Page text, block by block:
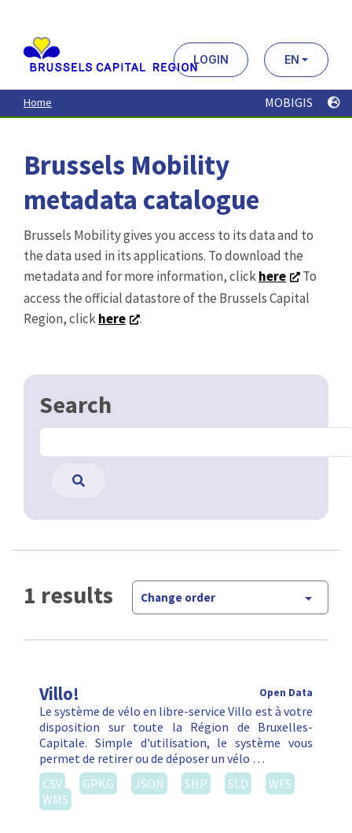
contenu
principal
LOGIN EN
Home MOBIGIS
Brussels Mobility
metadata catalogue
Brussels Mobility gives you access to its data and to
the data used in its applications. To download the
metadata and for more information, clickhere
To
access the official datastore of the Brussels Capital
Region, clickhere .
Search
1 results Change order
Villo! Open Data
Le système de vélo en libre-service Villo est à votre
disposition sur toute la Région de Bruxelles-
Capitale. Simple d'utilisation, le système vous
permet de retirer ou de déposer un vélo …
CSV
GPKG JSON SHP SLD
WFS
WMS